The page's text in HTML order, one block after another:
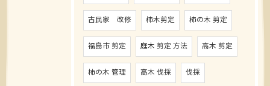
古民家 改修 柿木剪定 柿の木 剪定
福島市 剪定 庭木 剪定 方法 高木 剪定
柿の木 管理 高木 伐採 伐採